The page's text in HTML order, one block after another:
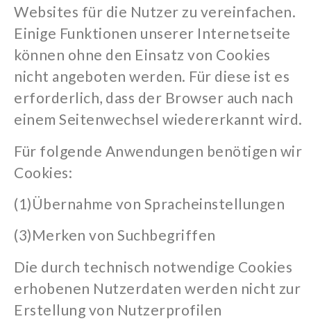
Websites für die Nutzer zu vereinfachen.
Einige Funktionen unserer Internetseite
können ohne den Einsatz von Cookies
nicht angeboten werden. Für diese ist es
erforderlich, dass der Browser auch nach
einem Seitenwechsel wiedererkannt wird.
Für folgende Anwendungen benötigen wir
Cookies:
(1)Übernahme von Spracheinstellungen
(3)Merken von Suchbegriffen
Die durch technisch notwendige Cookies
erhobenen Nutzerdaten werden nicht zur
Erstellung von Nutzerprofilen